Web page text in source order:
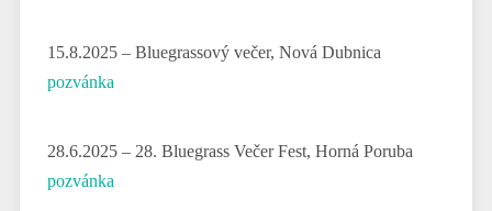
15.8.2025 – Bluegrassový večer, Nová Dubnica
pozvánka
28.6.2025 – 28. Bluegrass Večer Fest, Horná Poruba
pozvánka